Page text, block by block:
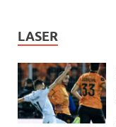
LASER